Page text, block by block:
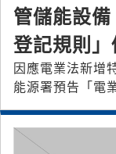
管儲能設
登記規則
因應電業法新增特
能源署預告「電